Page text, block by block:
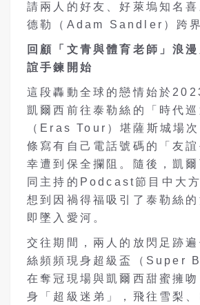
請兩人的好友、好萊塢知名
德勒（Adam Sandler）跨界
回顧「文青與體育老師」浪
誼手鍊開始
這段轟動全球的戀情始於
凱爾西前往泰勒絲的「時代巡
（Eras Tour）堪薩斯城場
條寫有自己電話號碼的「友
幸遭到保全攔阻。隨後，凱
同主持的Podcast節目中大
想到因禍得福吸引了泰勒絲
即墜入愛河。
交往期間，兩人的放閃足跡
絲頻頻現身超級盃（Super
在奪冠現場與凱爾西甜蜜擁
身「超級迷弟」，飛往雪梨